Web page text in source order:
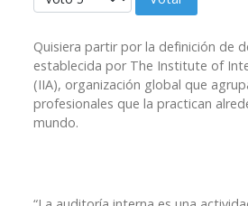
Quisiera partir por la definición de
establecida por The Institute of
(IIA), organización global que
profesionales que la practican
mundo.